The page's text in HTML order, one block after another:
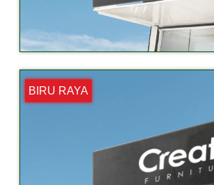
BIRU RAYA